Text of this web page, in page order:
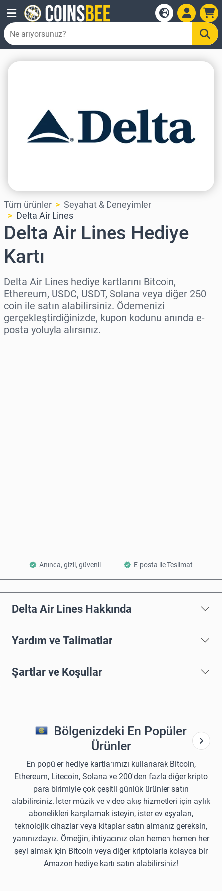
Tüm ürünler
Seyahat & Deneyimler
Delta Air Lines
Delta Air Lines Hediye
Kartı
Delta Air Lines hediye kartlarını Bitcoin,
Ethereum, USDC, USDT, Solana veya diğer 250
coin ile satın alabilirsiniz. Ödemenizi
gerçekleştirdiğinizde, kupon kodunu anında e-
posta yoluyla alırsınız.
Anında, gizli, güvenli E-posta ile Teslimat
Delta Air Lines Hakkında
Yardım ve Talimatlar
Şartlar ve Koşullar
Bölgenizdeki En Popüler
Ürünler
En popüler hediye kartlarımızı kullanarak Bitcoin,
Ethereum, Litecoin, Solana ve 200'den fazla diğer kripto
para birimiyle çok çeşitli günlük ürünler satın
alabilirsiniz. İster müzik ve video akış hizmetleri için aylık
abonelikleri karşılamak isteyin, ister ev eşyaları,
teknolojik cihazlar veya kitaplar satın almanız gereksin,
yanınızdayız. Örneğin, ihtiyacınız olan hemen hemen her
şeyi almak için Bitcoin veya diğer kriptolarla kolayca bir
Amazon hediye kartı satın alabilirsiniz!